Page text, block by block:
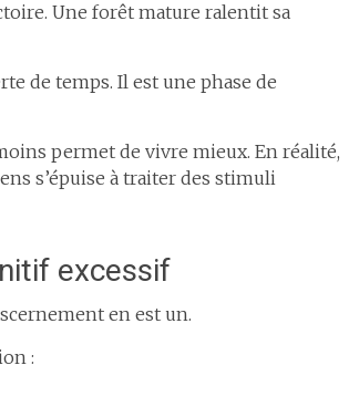
Une forêt mature ralentit sa
de temps. Il est une phase de
permet de vivre mieux. En réalité,
s’épuise à traiter des stimuli
excessif
en est un.
: